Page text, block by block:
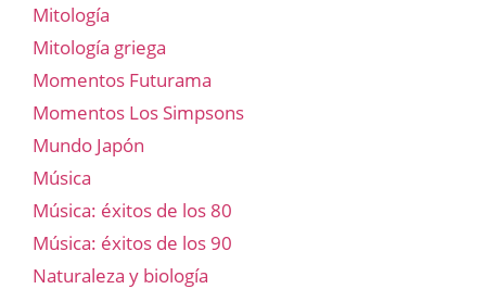
Mitología
Mitología griega
Momentos Futurama
Momentos Los Simpsons
Mundo Japón
Música
Música: éxitos de los 80
Música: éxitos de los 90
Naturaleza y biología